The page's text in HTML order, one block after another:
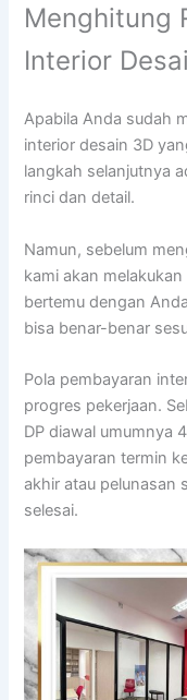
Menghitung
Interior
Apabila Anda sudah
interior desain 3D
langkah selanjutnya
rinci dan detail.
Namun, sebelum
kami akan
bertemu dengan
bisa benar-benar
Pola pembayaran
progres pekerjaan.
DP diawal umumnya
pembayaran termin
akhir atau pelunasan
selesai.